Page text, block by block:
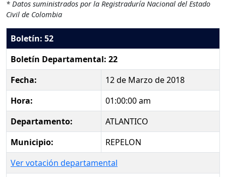
* Datos suministrados por la Registraduría Nacional del Estado
Civil de Colombia
Boletín: 52
Boletín Departamental: 22
Fecha:
12 de Marzo de 2018
Hora:
01:00:00 am
Departamento:
ATLANTICO
Municipio:
REPELON
Ver votación departamental